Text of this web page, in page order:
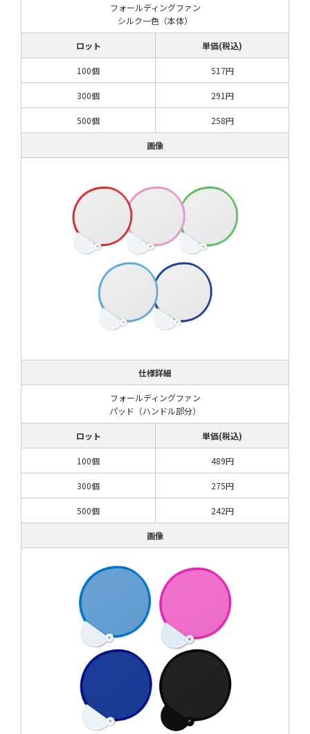
フォールディングファン
シルク一色（本体）
ロット 単価(税込)
100個 517円
300個 291円
500個 258円
画像
仕様詳細
フォールディングファン
パッド（ハンドル部分）
ロット 単価(税込)
100個 489円
300個 275円
500個 242円
画像